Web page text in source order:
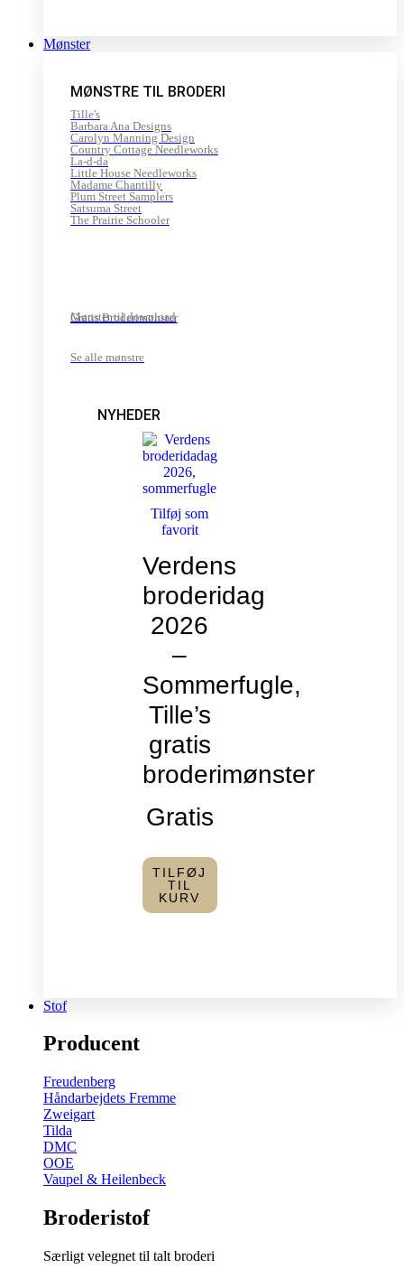
Mønster
MØNSTRE TIL BRODERI
Tille's
Barbara Ana Designs
Carolyn Manning Design
Country Cottage Needleworks
La-d-da
Little House Needleworks
Madame Chantilly
Plum Street Samplers
Satsuma Street
The Prairie Schooler
Mønster til download
Gratis Broderimønster
Se alle mønstre
NYHEDER
Tilføj som
favorit
Verdens
broderidag
2026
–
Sommerfugle,
Tille’s
gratis
broderimønster
Gratis
TILFØJ
TIL
KURV
Stof
Producent
Freudenberg
Håndarbejdets Fremme
Zweigart
Tilda
DMC
OOE
Vaupel & Heilenbeck
Broderistof
Særligt velegnet til talt broderi